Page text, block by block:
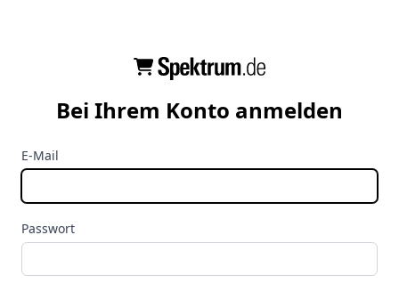
Bei Ihrem Konto anmelden
E-Mail
Passwort